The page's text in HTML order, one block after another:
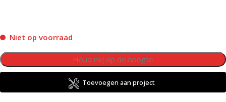
Niet op voorraad
Toevoegen aan project